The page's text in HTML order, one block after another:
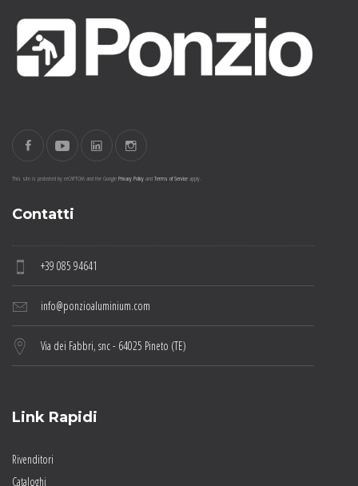
This site is protected by reCAPTCHA and the GooglePrivacy PolicyandTerms of Serviceapply.
Contatti
+39 085 94641
info@ponzioaluminium.com
Via dei Fabbri, snc - 64025 Pineto (TE)
Link Rapidi
Rivenditori
Cataloghi